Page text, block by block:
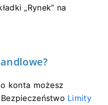
„Rynek” na
konta możesz
Limity